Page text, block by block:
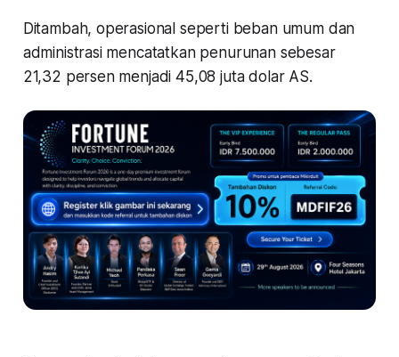
Ditambah, operasional seperti beban umum dan
administrasi mencatatkan penurunan sebesar
21,32 persen menjadi 45,08 juta dolar AS.